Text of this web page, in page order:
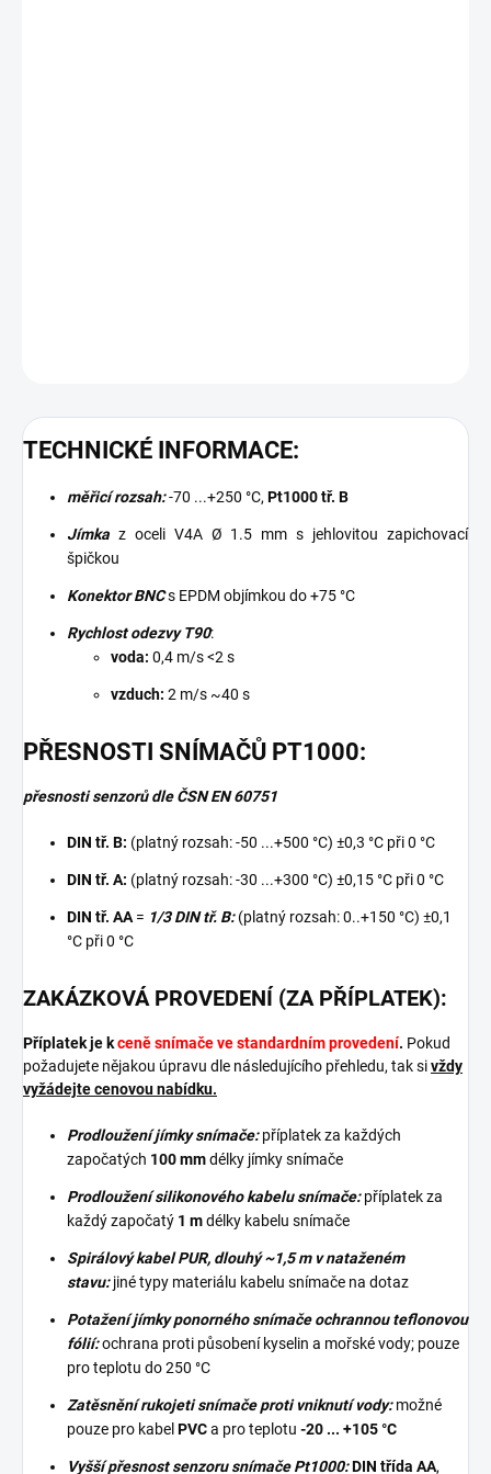
TECHNICKÉ INFORMACE:
měřicí rozsah:-70 ...+250 °C, Pt1000 tř. B
Jímka z oceli V4A Ø 1.5 mm s jehlovitou zapichovací
špičkou
Konektor BNCs EPDM objímkou do +75 °C
Rychlost odezvy T90:
voda: 0,4 m/s <2 s
vzduch: 2 m/s ~40 s
PŘESNOSTI SNÍMAČŮ PT1000:
přesnosti senzorů dle ČSN EN 60751
DIN tř. B: (platný rozsah: -50 ...+500 °C) ±0,3 °C při 0 °C
DIN tř. A: (platný rozsah: -30 ...+300 °C) ±0,15 °C při 0 °C
DIN tř. AA = 1/3 DIN tř. B:(platný rozsah: 0..+150 °C) ±0,1
°C při 0 °C
ZAKÁZKOVÁ PROVEDENÍ (ZA PŘÍPLATEK):
Příplatek je kceně snímače ve standardním provedení. Pokud
požadujete nějakou úpravu dle následujícího přehledu, tak sivždy
vyžádejte cenovou nabídku.
Prodloužení jímky snímače:příplatek za každých
započatých 100 mmdélky jímky snímače
Prodloužení silikonového kabelu snímače:příplatek za
každý započatý 1 mdélky kabelu snímače
Spirálový kabel PUR, dlouhý ~1,5 m v nataženém
stavu:jiné typy materiálu kabelu snímače na dotaz
Potažení jímky ponorného snímače ochrannou teflonovou
fólií:ochrana proti působení kyselin a mořské vody; pouze
pro teplotu do 250 °C
Zatěsnění rukojeti snímače proti vniknutí vody:možné
pouze pro kabel PVCa pro teplotu -20 ... +105 °C
Vyšší přesnost senzoru snímače Pt1000:DIN třída AA,